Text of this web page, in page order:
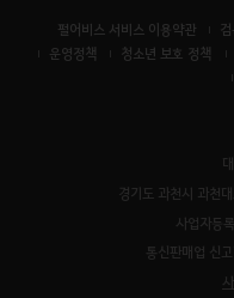
펄어비스 서비스 이용약관
운영정책 청소년 보호 정책
경기도 과천시 과천
사업자등
통신판매업 신